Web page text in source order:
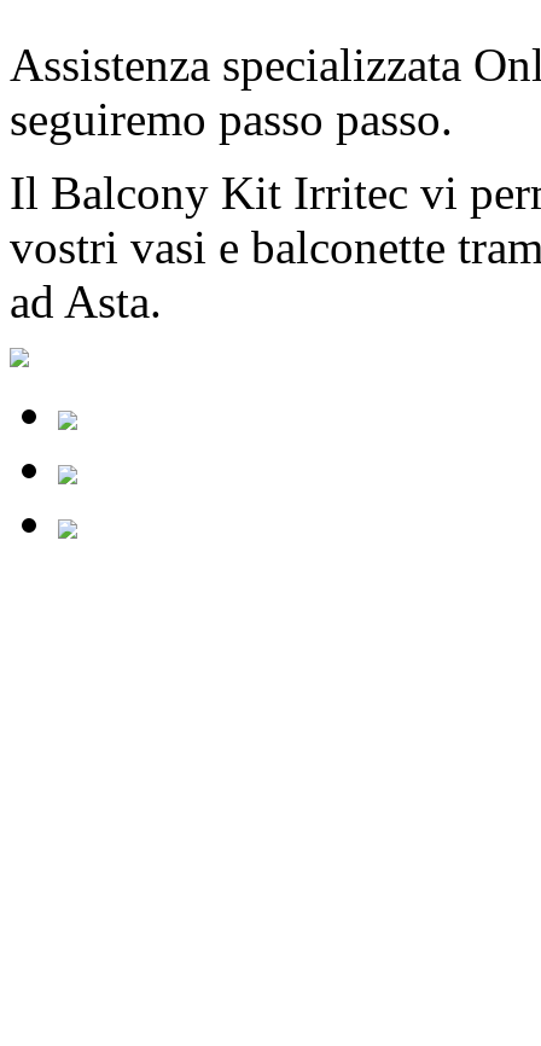
Assistenza specializzata
seguiremo passo passo.
Il Balcony Kit Irritec vi
vostri vasi e balconette
ad Asta.